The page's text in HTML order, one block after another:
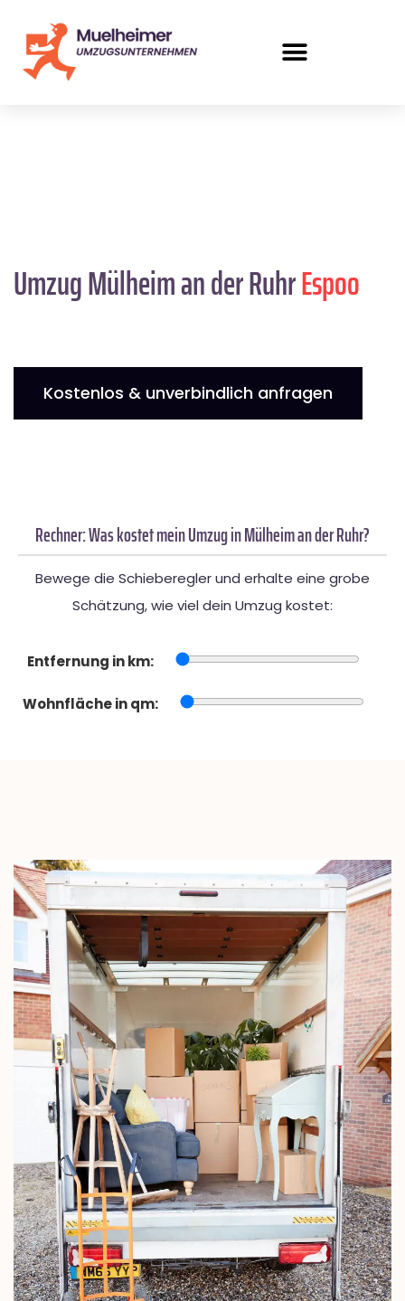
Umzug Mülheim an der RuhrEspoo
Kostenlos & unverbindlich anfragen
Rechner: Was kostet mein Umzug in Mülheim an der Ruhr?
Bewege die Schieberegler und erhalte eine grobe
Schätzung, wie viel dein Umzug kostet:
Entfernung in km:
Wohnfläche in qm: